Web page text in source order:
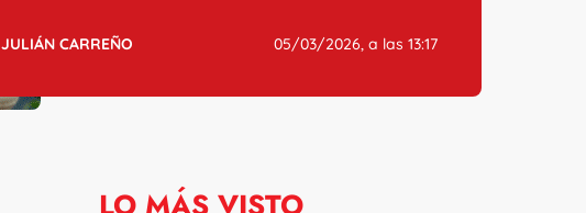
JULIÁN CARREÑO 05/03/2026, a las 13:17